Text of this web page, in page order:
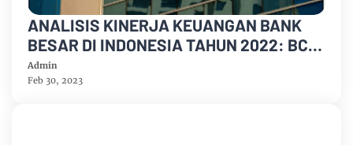
ANALISIS KINERJA KEUANGAN BANK
BESAR DI INDONESIA TAHUN 2022: BCA
MELAPORKAN KENAIKAN PEROLEHAN
DARI LABA BERSIH
Admin
Feb 30, 2023